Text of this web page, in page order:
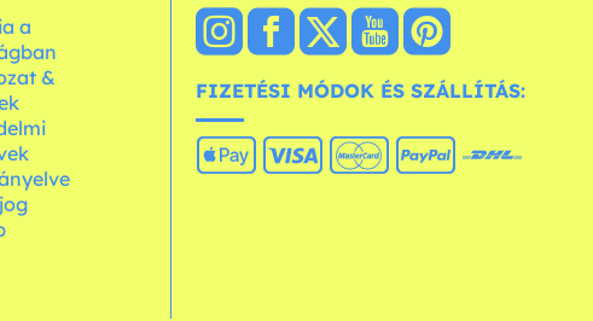
a
&
FIZETÉSI MÓDOK ÉS SZÁLLÍTÁS: